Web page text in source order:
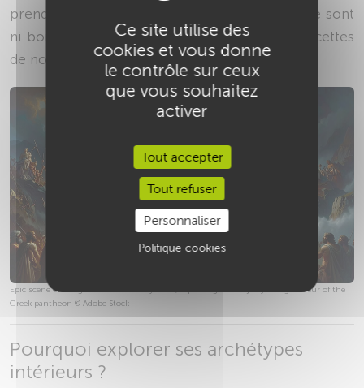
prendre la psyché humaine. Ces
ne sont
ni bons ni mauvais : ils révèlent différentes facettes
de nous-mêmes.
Epic scene of the gods on Mount Olympus, capturing the majesty and grandeur of the
Greek pantheon © Adobe Stock
Pourquoi explorer ses archétypes
intérieurs ?
Ce site utilise des
cookies et vous donne
le contrôle sur ceux
que vous souhaitez
activer
Tout accepter
Tout refuser
Personnaliser
Politique cookies